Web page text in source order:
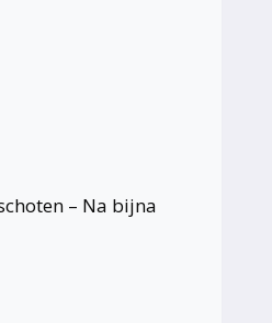
– Na bijna